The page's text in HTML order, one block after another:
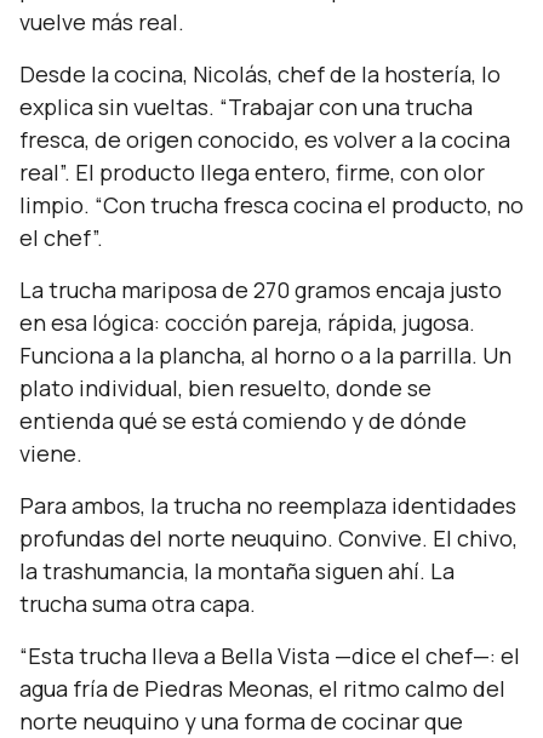
vuelve más real.
Desde la cocina, Nicolás, chef de la hostería, lo
explica sin vueltas. “Trabajar con una trucha
fresca, de origen conocido, es volver a la cocina
real”. El producto llega entero, firme, con olor
limpio. “Con trucha fresca cocina el producto, no
el chef”.
La trucha mariposa de 270 gramos encaja justo
en esa lógica: cocción pareja, rápida, jugosa.
Funciona a la plancha, al horno o a la parrilla. Un
plato individual, bien resuelto, donde se
entienda qué se está comiendo y de dónde
viene.
Para ambos, la trucha no reemplaza identidades
profundas del norte neuquino. Convive. El chivo,
la trashumancia, la montaña siguen ahí. La
trucha suma otra capa.
“Esta trucha lleva a Bella Vista —dice el chef—: el
agua fría de Piedras Meonas, el ritmo calmo del
norte neuquino y una forma de cocinar que